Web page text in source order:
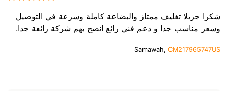
شكرا جزيلا تغليف ممتاز والبضاعة كاملة وسرعة في التوصيل
وسعر مناسب جدا و دعم فني رائع انصح بهم شركة رائعة جدا.
Samawah, CM217965747US